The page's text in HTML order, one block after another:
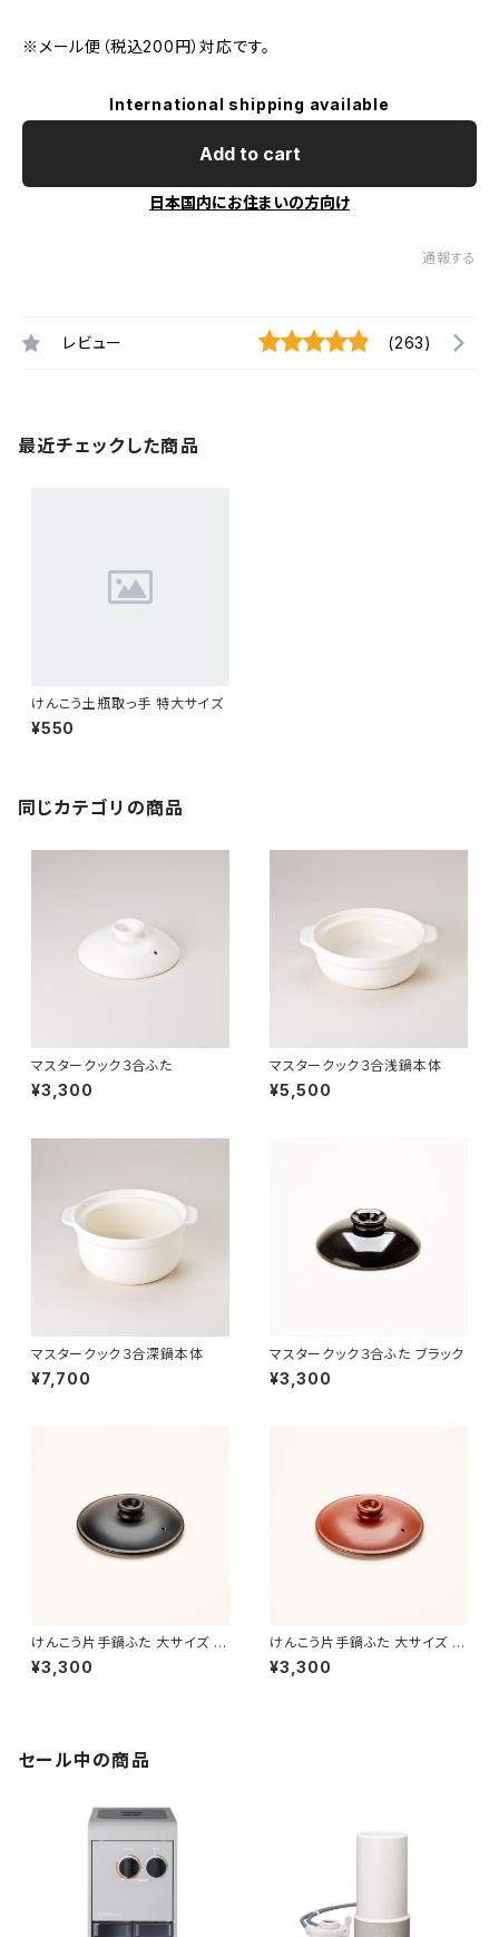
※メール便（税込200円）対応です。
International shipping available
Add to cart
日本国内にお住まいの方向け
通報する
レビュー (263)
最近チェックした商品
けんこう土瓶取っ手 特大サイズ
¥550
同じカテゴリの商品
マスタークック３合ふた
¥3,300
マスタークック３合浅鍋本体
¥5,500
マスタークック３合深鍋本体
¥7,700
マスタークック３合ふた ブラック
¥3,300
けんこう片手鍋ふた 大サイズ 黒
色
¥3,300
けんこう片手鍋ふた 大サイズ 朱
色
¥3,300
セール中の商品